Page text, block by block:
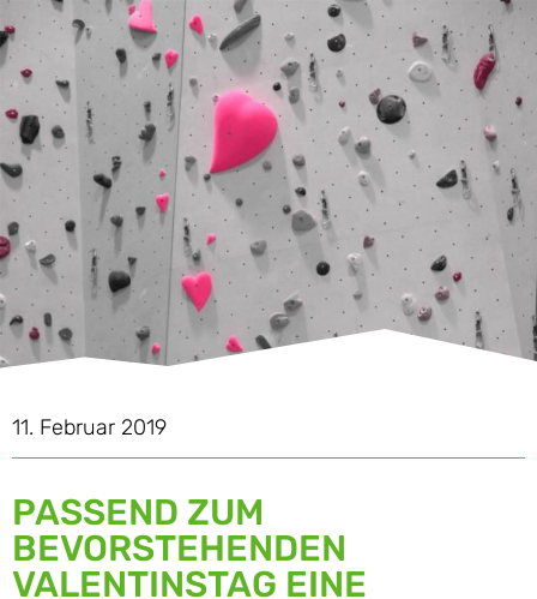
11. Februar 2019
PASSEND ZUM
BEVORSTEHENDEN
VALENTINSTAG EINE